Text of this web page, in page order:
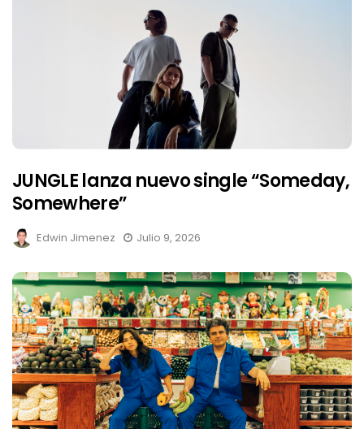
JUNGLE lanza nuevo single “Someday,
Somewhere”
Edwin Jimenez Julio 9, 2026